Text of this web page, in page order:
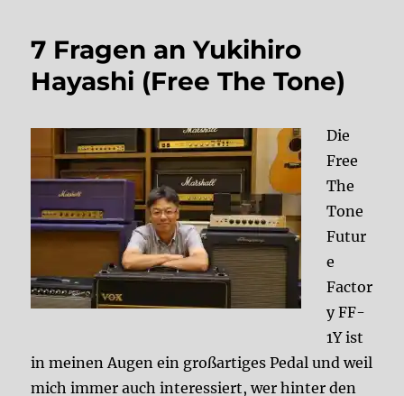
7 Fragen an Yukihiro
Hayashi (Free The Tone)
Die
Free
The
Tone
Futur
e
Factor
y FF-
1Y ist
in meinen Augen ein großartiges Pedal und weil
mich immer auch interessiert, wer hinter den